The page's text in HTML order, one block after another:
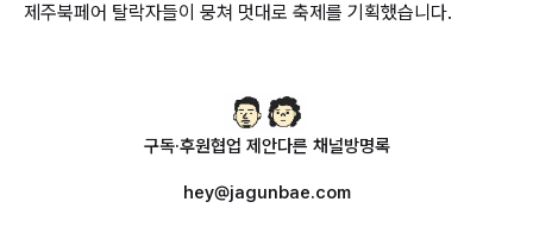
제주북페어 탈락자들이 뭉쳐 멋대로 축제를 기획했습니다.
구독·후원협업 제안다른 채널방명록
hey@jagunbae.com